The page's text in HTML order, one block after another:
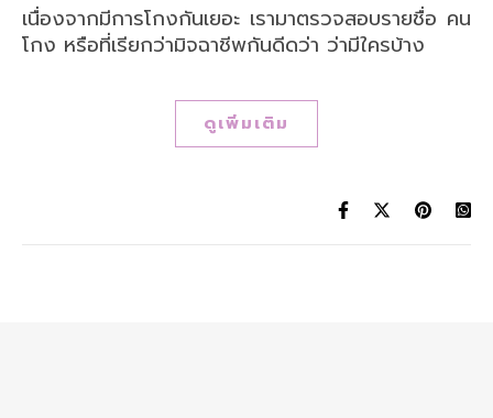
เนื่องจากมีการโกงกันเยอะ เรามาตรวจสอบรายชื่อ คน
โกง หรือที่เรียกว่ามิจฉาชีพกันดีดว่า ว่ามีใครบ้าง
ดูเพิ่มเติม